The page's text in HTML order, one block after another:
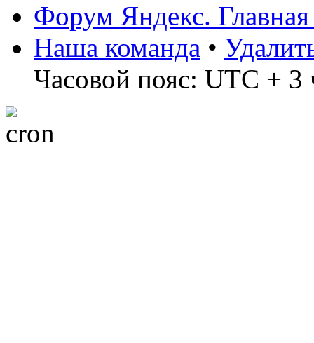
Форум Яндекс.
Наша команда •
Часовой пояс: UTC + 3